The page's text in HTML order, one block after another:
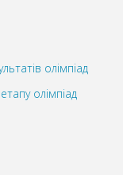
олімпіад
олімпіад